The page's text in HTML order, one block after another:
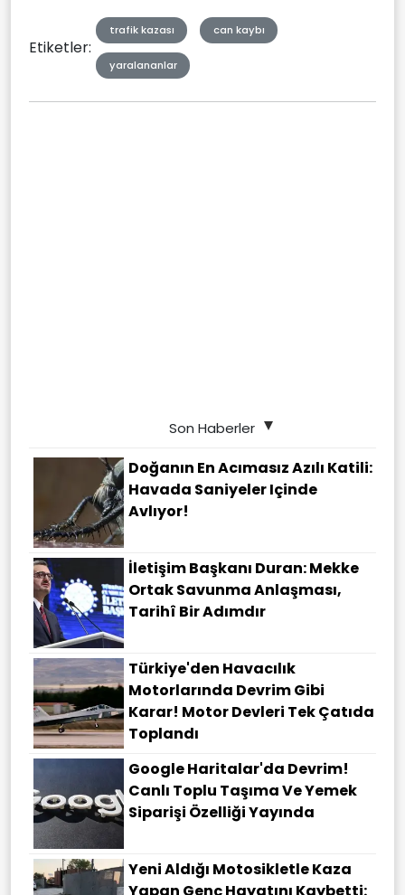
Etiketler:
trafik kazası can kaybı
yaralananlar
Son Haberler
Doğanın En Acımasız Azılı Katili:
Havada Saniyeler Içinde
Avlıyor!
İletişim Başkanı Duran: Mekke
Ortak Savunma Anlaşması,
Tarihî Bir Adımdır
Türkiye'den Havacılık
Motorlarında Devrim Gibi
Karar! Motor Devleri Tek Çatıda
Toplandı
Google Haritalar'da Devrim!
Canlı Toplu Taşıma Ve Yemek
Siparişi Özelliği Yayında
Yeni Aldığı Motosikletle Kaza